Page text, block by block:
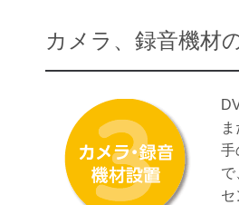
カメラ、録音機材
手
で
セ